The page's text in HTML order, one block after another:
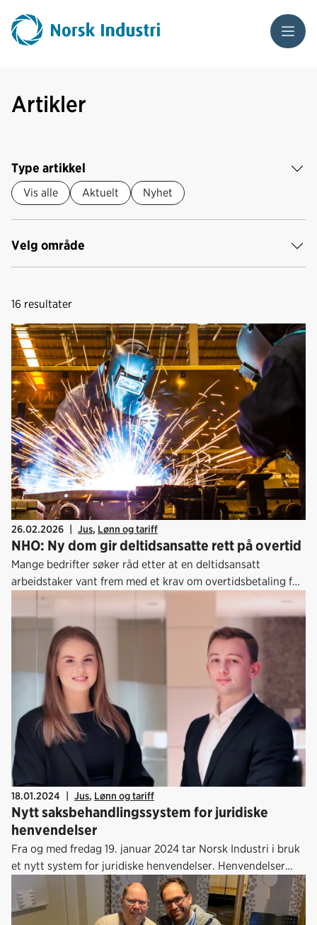
Meny
Artikler
Type artikkel
Vis alle Aktuelt Nyhet
Velg område
16 resultater
26.02.2026 | Jus, Lønn og tariff
NHO: Ny dom gir deltidsansatte rett på overtid
Mange bedrifter søker råd etter at en deltidsansatt
arbeidstaker vant frem med et krav om overtidsbetaling for
ekstravakter. Mer informasjon finner du hos NHO.
18.01.2024 | Jus, Lønn og tariff
Nytt saksbehandlingssystem for juridiske
henvendelser
Fra og med fredag 19. januar 2024 tar Norsk Industri i bruk
et nytt system for juridiske henvendelser. Henvendelser
som sendes per e-post vil ikke lengre bli behandlet.